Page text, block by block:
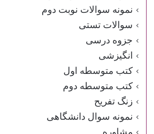
نمونه سوالات نوبت دوم
سوالات تستی
جزوه درسی
انگیزشی
کتب متوسطه اول
کتب متوسطه دوم
زنگ تفریح
نمونه سوال دانشگاهی
مشاوره